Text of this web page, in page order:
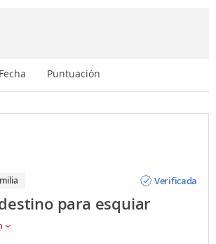
Fecha Puntuación
Verificada
para esquiar